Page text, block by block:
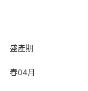
盛產期
春04月